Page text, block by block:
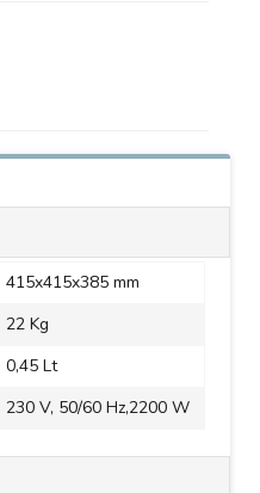
415x415x385 mm
22 Kg
0,45 Lt
230 V, 50/60 Hz,2200 W